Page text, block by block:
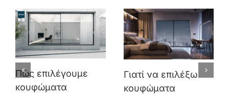
Πώς επιλέγουμε
κουφώματα
Γιατί να επιλέξω
κουφώματα